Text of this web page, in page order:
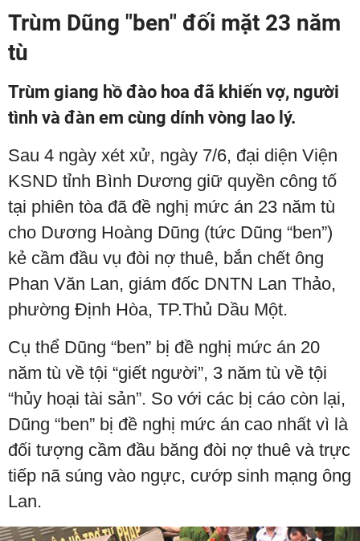
Trùm Dũng "ben" đối mặt 23 năm
tù
Trùm giang hồ đào hoa đã khiến vợ, người
tình và đàn em cùng dính vòng lao lý.
Sau 4 ngày xét xử, ngày 7/6, đại diện Viện
KSND tỉnh Bình Dương giữ quyền công tố
tại phiên tòa đã đề nghị mức án 23 năm tù
cho Dương Hoàng Dũng (tức Dũng “ben”)
kẻ cầm đầu vụ đòi nợ thuê, bắn chết ông
Phan Văn Lan, giám đốc DNTN Lan Thảo,
phường Định Hòa, TP.Thủ Dầu Một.
Cụ thể Dũng “ben” bị đề nghị mức án 20
năm tù về tội “giết người”, 3 năm tù về tội
“hủy hoại tài sản”. So với các bị cáo còn lại,
Dũng “ben” bị đề nghị mức án cao nhất vì là
đối tượng cầm đầu băng đòi nợ thuê và trực
tiếp nã súng vào ngực, cướp sinh mạng ông
Lan.